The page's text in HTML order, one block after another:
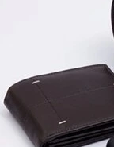
Jeans levanta
recto 461 azul
$51.95
TU TERCERA PRENDA